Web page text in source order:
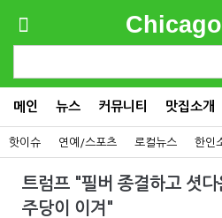
메인 뉴스 커뮤니티 맛집소개
핫이슈 연예/스포츠 로컬뉴스 한인
트럼프 "필버 종결하고 셧
주당이 이겨"